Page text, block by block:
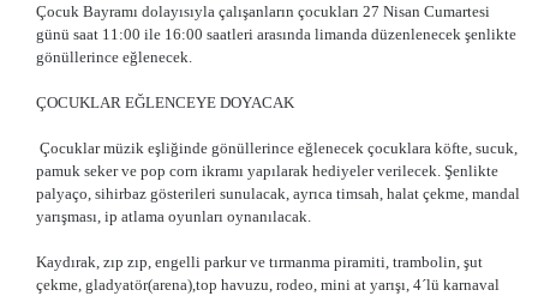
Çocuk Bayramı dolayısıyla çalışanların çocukları 27 Nisan Cumartesi
günü saat 11:00 ile 16:00 saatleri arasında limanda düzenlenecek şenlikte
gönüllerince eğlenecek.
ÇOCUKLAR EĞLENCEYE DOYACAK
Çocuklar müzik eşliğinde gönüllerince eğlenecek çocuklara köfte, sucuk,
pamuk seker ve pop corn ikramı yapılarak hediyeler verilecek. Şenlikte
palyaço, sihirbaz gösterileri sunulacak, ayrıca timsah, halat çekme, mandal
yarışması, ip atlama oyunları oynanılacak.
Kaydırak, zıp zıp, engelli parkur ve tırmanma piramiti, trambolin, şut
çekme, gladyatör(arena),top havuzu, rodeo, mini at yarışı, 4´lü karnaval